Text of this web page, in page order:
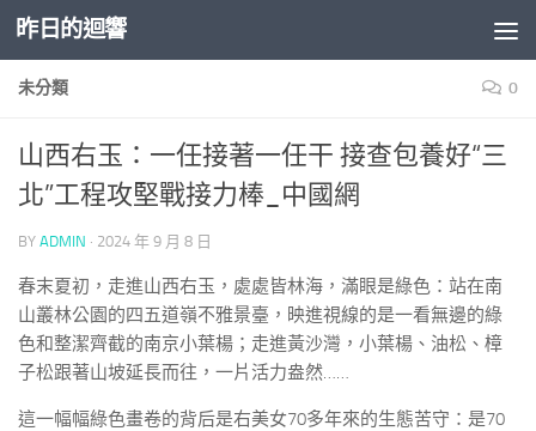
Skip to content
昨日的迴響
未分類 0
山西右玉：一任接著一任干 接查包養好“三
北”工程攻堅戰接力棒_中國網
BY ADMIN · 2024 年 9 月 8 日
春末夏初，走進山西右玉，處處皆林海，滿眼是綠色：站在南
山叢林公園的四五道嶺不雅景臺，映進視線的是一看無邊的綠
色和整潔齊截的南京小葉楊；走進黃沙灣，小葉楊、油松、樟
子松跟著山坡延長而往，一片活力盎然……
這一幅幅綠色畫卷的背后是右美女70多年來的生態苦守：是70